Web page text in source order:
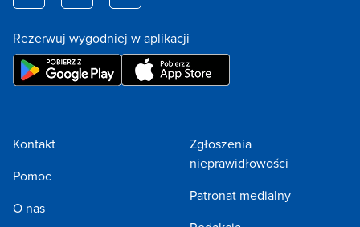
Rezerwuj wygodniej w aplikacji
Kontakt
Pomoc
O nas
Zgłoszenia
nieprawidłowości
Patronat medialny